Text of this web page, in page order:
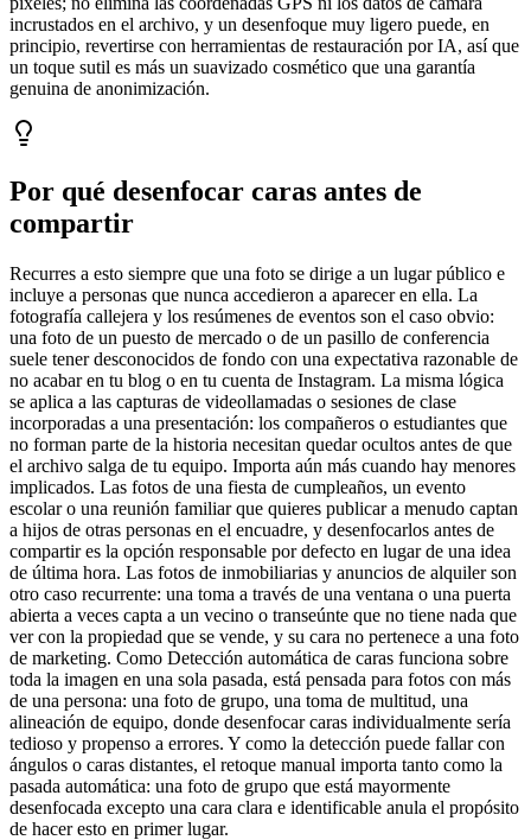
incrustados en el archivo, y un desenfoque muy ligero puede, en
principio, revertirse con herramientas de restauración por IA, así que
un toque sutil es más un suavizado cosmético que una garantía
genuina de anonimización.
Por qué desenfocar caras antes de
compartir
Recurres a esto siempre que una foto se dirige a un lugar público e
incluye a personas que nunca accedieron a aparecer en ella. La
fotografía callejera y los resúmenes de eventos son el caso obvio:
una foto de un puesto de mercado o de un pasillo de conferencia
suele tener desconocidos de fondo con una expectativa razonable de
no acabar en tu blog o en tu cuenta de Instagram. La misma lógica
se aplica a las capturas de videollamadas o sesiones de clase
incorporadas a una presentación: los compañeros o estudiantes que
no forman parte de la historia necesitan quedar ocultos antes de que
el archivo salga de tu equipo. Importa aún más cuando hay menores
implicados. Las fotos de una fiesta de cumpleaños, un evento
escolar o una reunión familiar que quieres publicar a menudo captan
a hijos de otras personas en el encuadre, y desenfocarlos antes de
compartir es la opción responsable por defecto en lugar de una idea
de última hora. Las fotos de inmobiliarias y anuncios de alquiler son
otro caso recurrente: una toma a través de una ventana o una puerta
abierta a veces capta a un vecino o transeúnte que no tiene nada que
ver con la propiedad que se vende, y su cara no pertenece a una foto
de marketing. Como Detección automática de caras funciona sobre
toda la imagen en una sola pasada, está pensada para fotos con más
de una persona: una foto de grupo, una toma de multitud, una
alineación de equipo, donde desenfocar caras individualmente sería
tedioso y propenso a errores. Y como la detección puede fallar con
ángulos o caras distantes, el retoque manual importa tanto como la
pasada automática: una foto de grupo que está mayormente
desenfocada excepto una cara clara e identificable anula el propósito
de hacer esto en primer lugar.